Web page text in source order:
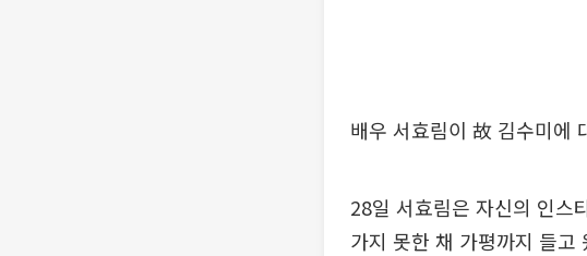
배우 서효림이 故 김수미에
28일 서효림은 자신의 인스
가지 못한 채 가평까지 들고